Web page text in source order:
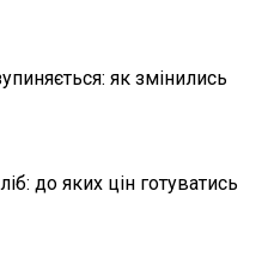
як змінились
до яких цін готуватись